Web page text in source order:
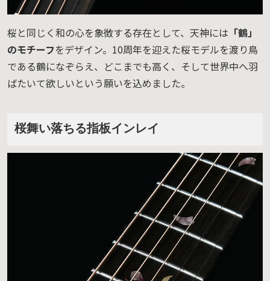
桜と同じく和の心を象徴する存在として、天神には 「鶴」
のモチーフをデザイン。10周年を迎えた桜モデルを渡り鳥
である鶴になぞらえ、どこまでも高く、そして世界中へ羽
ばたいて欲しいという願いを込めました。
桜舞い落ちる指板インレイ